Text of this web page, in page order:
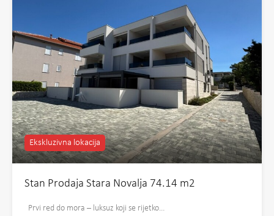
Ekskluzivna lokacija
Stan Prodaja Stara Novalja 74.14 m2
Prvi red do mora – luksuz koji se rijetko…